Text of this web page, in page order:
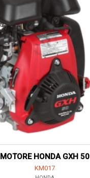
MOTORE HONDA GXH 50
KM017